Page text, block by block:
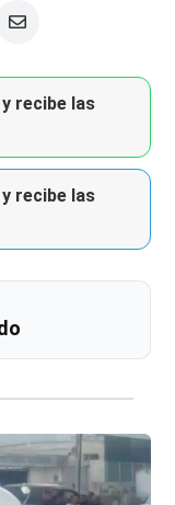
recibe las
recibe las